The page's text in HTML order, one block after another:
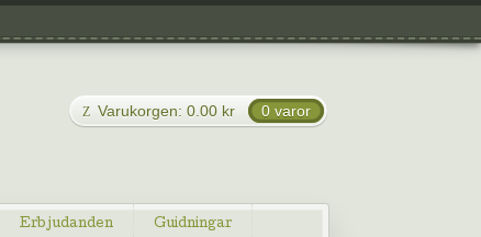
Varukorgen: 0.00 kr 0 varor
Erbjudanden Guidningar